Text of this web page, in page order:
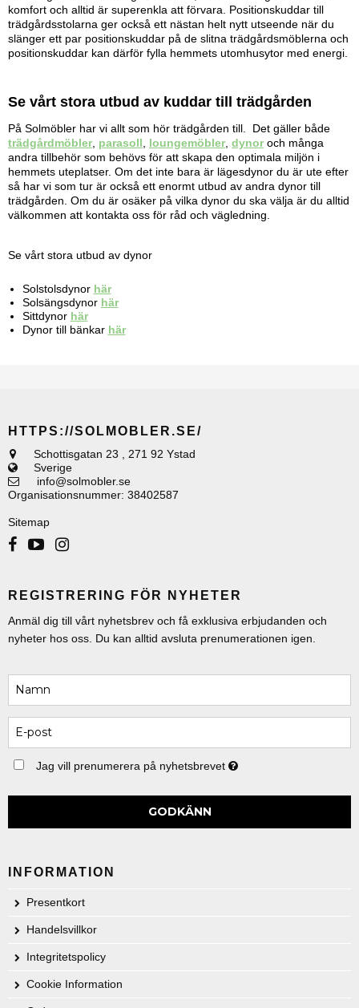
komfort och alltid är superenkla att förvara. Positionskuddar till
trädgårdsstolarna ger också ett nästan helt nytt utseende när du
slänger ett par positionskuddar på de slitna trädgårdsmöblerna och
positionskuddar kan därför fylla hemmets utomhusytor med energi.
Se vårt stora utbud av kuddar till trädgården
På Solmöbler har vi allt som hör trädgården till. Det gäller både
trädgårdmöbler, parasoll loungemöbler, dynoroch många
andra tillbehör som behövs för att skapa den optimala miljön i
hemmets uteplatser. Om det inte bara är lägesdynor du är ute efter
så har vi som tur är också ett enormt utbud av andra dynor till
trädgården. Om du är osäker på vilka dynor du ska välja är du alltid
välkommen att kontakta oss för råd och vägledning.
Se vårt stora utbud av dynor
Solstolsdynor här
Solsängsdynor här
Sittdynor här
Dynor till bänkar här
HTTPS://SOLMOBLER.SE/
Schottisgatan 23
271 92 Ystad
Sverige
info@solmobler.se
Organisationsnummer: 38402587
Sitemap
REGISTRERING FÖR NYHETER
Anmäl dig till vårt nyhetsbrev och få exklusiva erbjudanden och
nyheter hos oss. Du kan alltid avsluta prenumerationen igen.
Jag vill prenumerera på nyhetsbrevet
GODKÄNN
INFORMATION
Presentkort
Handelsvillkor
Integritetspolicy
Cookie Information